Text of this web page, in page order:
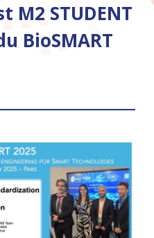
M2 STUDENT
BioSMART